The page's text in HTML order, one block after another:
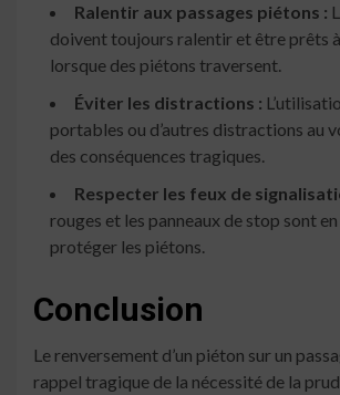
Ralentir aux passages piétons :
doivent toujours ralentir et être prêts
lorsque des piétons traversent.
Éviter les distractions :
portables ou d’autres distractions au
des conséquences tragiques.
Respecter les feux de
rouges et les panneaux de stop sont
protéger les piétons.
Conclusion
Le renversement d’un piéton sur un
rappel tragique de la nécessité de la